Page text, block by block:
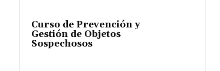
Curso de Prevención y
Gestión de Objetos
Sospechosos